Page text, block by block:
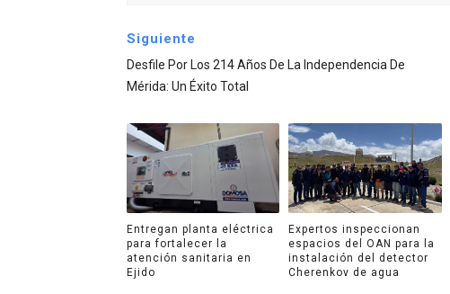
Siguiente
Desfile Por Los 214 Años De La Independencia De
Mérida: Un Éxito Total
Entregan planta eléctrica
para fortalecer la
atención sanitaria en
Ejido
Expertos inspeccionan
espacios del OAN para la
instalación del detector
Cherenkov de agua